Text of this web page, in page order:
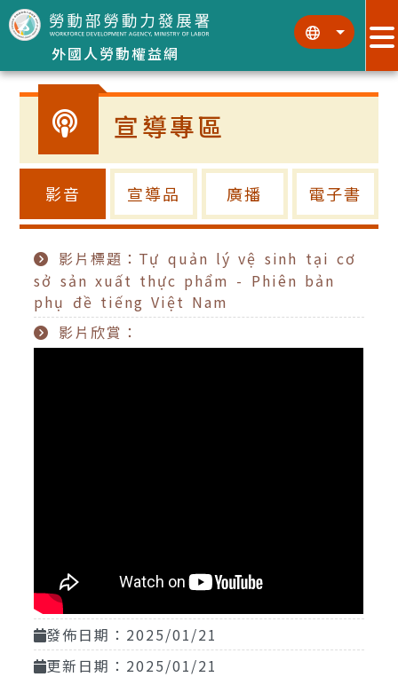
跳到主要內容區塊
外國人勞動權益網
::: :::
宣導專區
影音 宣導品 廣播 電子書
影片標題：Tự quản lý vệ sinh tại cơ
sở sản xuất thực phẩm - Phiên bản
phụ đề tiếng Việt Nam
影片欣賞：
發佈日期：2025/01/21
更新日期：2025/01/21